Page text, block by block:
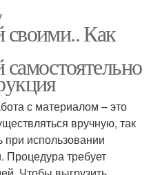
своими.. Как
с материалом – это
вручную, так
при использовании
Процедура требует